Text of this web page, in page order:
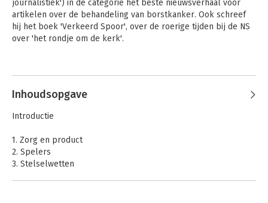
journalistiek') in de categorie het beste nieuwsverhaal voor
artikelen over de behandeling van borstkanker. Ook schreef
hij het boek 'Verkeerd Spoor', over de roerige tijden bij de NS
over 'het rondje om de kerk'.
Andere boeken door Kees Wessels
Inhoudsopgave
Introductie
1. Zorg en product
2. Spelers
3. Stelselwetten